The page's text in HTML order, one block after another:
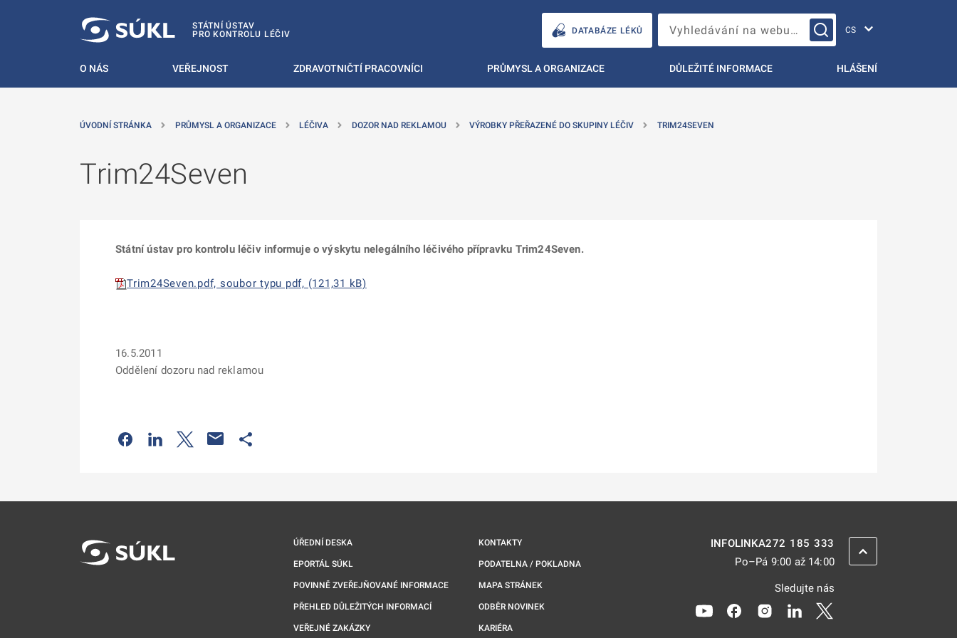
STÁTNÍ ÚSTAV
PRO KONTROLU LÉČIV
DATABÁZE LÉKŮ Vyhledávání na webu…
O NÁS VEŘEJNOST ZDRAVOTNIČTÍ PRACOVNÍCI PRŮMYSL A ORGANIZACE DŮLEŽITÉ INFORMACE HLÁŠENÍ
ÚVODNÍ STRÁNKA PRŮMYSL A ORGANIZACE LÉČIVA DOZOR NAD REKLAMOU VÝROBKY PŘEŘAZENÉ DO SKUPINY LÉČIV TRIM24SEVEN
Trim24Seven
Státní ústav pro kontrolu léčiv informuje o výskytu nelegálního léčivého přípravku Trim24Seven.
Trim24Seven.pdf, soubor typu pdf, (121,31 kB)
16.5.2011
Oddělení dozoru nad reklamou
Odkaz se otevře na nové kartě
Odkaz se otevře na nové kartě
Odkaz se otevře na nové kartě
ÚŘEDNÍ DESKA
EPORTÁL SÚKL
POVINNĚ ZVEŘEJŇOVANÉ INFORMACE
PŘEHLED DŮLEŽITÝCH INFORMACÍ
VEŘEJNÉ ZAKÁZKY
KONTAKTY
PODATELNA / POKLADNA
MAPA STRÁNEK
ODBĚR NOVINEK
KARIÉRA
INFOLINKA272 185 333
Po–Pá 9:00 až 14:00
Sledujte nás
Odkaz se otevře na nové kartě
Odkaz se otevře na nové kartě
Odkaz se otevře na nové kartě
Odkaz se otevře na nové
ZPĚT NAHORU